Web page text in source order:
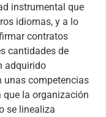
instrumental que
idiomas, y a lo
contratos
cantidades de
adquirido
unas competencias
la organización
se linealiza